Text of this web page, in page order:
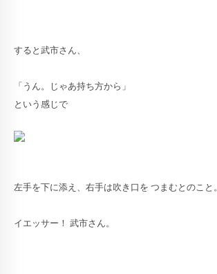
すると武市さん、
「うん。じゃあ持ち方から」
という感じで
左手を下に添え、右手は吹き口を つまむとのこと。
イエッサー！ 武市さん。